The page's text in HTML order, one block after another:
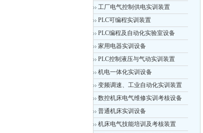
工厂电气控制供电实训装置
PLC可编程实训装置
PLC编程及自动化实验室设备
家用电器实训设备
PLC控制液压与气动实训装置
机电一体化实训设备
变频调速、工业自动化实训装置
数控机床电气维修实训考核设备
普通机床实训设备
机床电气技能培训及考核装置